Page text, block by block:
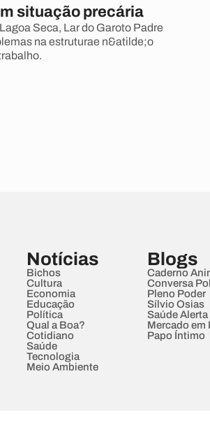
situação precária
Seca, Lar do Garoto Padre
na estruturae n&atilde;o
Notícias
Bichos
Cultura
Economia
Educação
Política
Qual a Boa?
Cotidiano
Saúde
Tecnologia
Meio Ambiente
Blogs
Caderno
Conversa
Pleno Poder
Sílvio Osias
Saúde Alerta
Mercado em
Papo Íntimo